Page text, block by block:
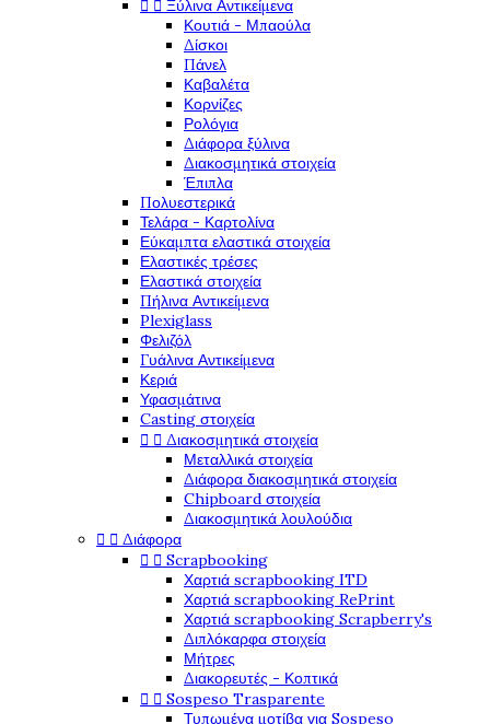
  Ξύλινα Αντικείμενα
Κουτιά - Μπαούλα
Δίσκοι
Πάνελ
Καβαλέτα
Κορνίζες
Ρολόγια
Διάφορα ξύλινα
Διακοσμητικά στοιχεία
Έπιπλα
Πολυεστερικά
Τελάρα - Καρτολίνα
Εύκαμπτα ελαστικά στοιχεία
Ελαστικές τρέσες
Ελαστικά στοιχεία
Πήλινα Αντικείμενα
Plexiglass
Φελιζόλ
Γυάλινα Αντικείμενα
Κεριά
Υφασμάτινα
Casting στοιχεία
  Διακοσμητικά στοιχεία
Μεταλλικά στοιχεία
Διάφορα διακοσμητικά στοιχεία
Chipboard στοιχεία
Διακοσμητικά λουλούδια
  Διάφορα
  Scrapbooking
Χαρτιά scrapbooking ITD
Χαρτιά scrapbooking RePrint
Χαρτιά scrapbooking Scrapberry's
Διπλόκαρφα στοιχεία
Μήτρες
Διακορευτές - Κοπτικά
  Sospeso Trasparente
Τυπωμένα μοτίβα για Sospeso